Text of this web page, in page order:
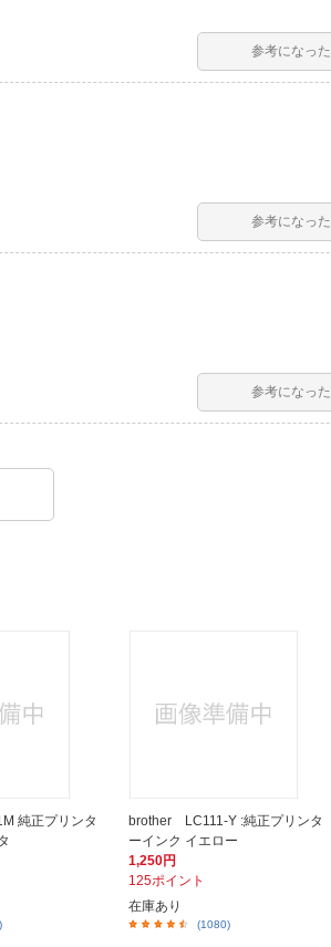
参考になった
参考になった
参考になった
純正プリンタ
brother LC111-Y :純正プリンタ
ーインク イエロー
1,250円
125ポイント
在庫あり
(1080)